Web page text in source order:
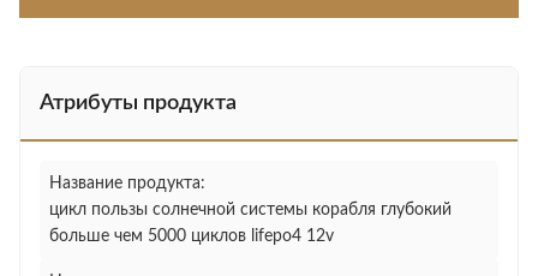
Атрибуты продукта
Название продукта:
цикл пользы солнечной системы корабля глубокий
больше чем 5000 циклов lifepo4 12v